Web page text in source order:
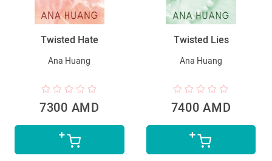
Twisted Hate
Ana Huang
7300 AMD
Twisted Lies
Ana Huang
7400 AMD